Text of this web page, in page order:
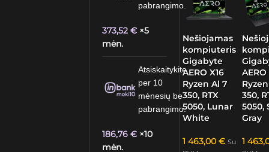
pabrangimo.
373,52€ ×5
mėn.
Atsiskaitykite
per 10
mėnesių be
pabrangimo.
186,76€ ×10
mėn.
Nešiojamas
kompiuteris
Gigabyte
AERO X16
Ryzen Al 7
350, RTX
5050, Lunar
White
1 463,00 € Su
AERO
350,
5050,
Gray
1